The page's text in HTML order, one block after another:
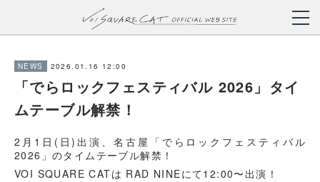
NEWS 2026.01.16 12:00
「でらロックフェスティバル 2026」タイ
ムテーブル解禁！
2月1日(日)出演、名古屋「でらロックフェスティバル
2026」のタイムテーブル解禁！
VOI SQUARE CATは RAD NINEにて12:00〜出演！